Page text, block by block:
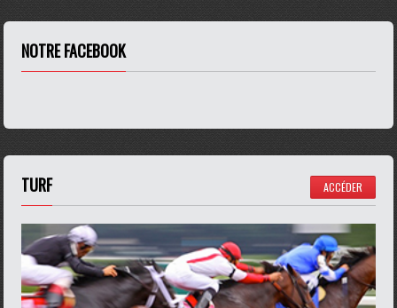
NOTRE FACEBOOK
TURF ACCÉDER